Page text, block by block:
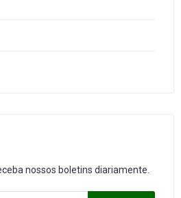
nossos boletins diariamente.